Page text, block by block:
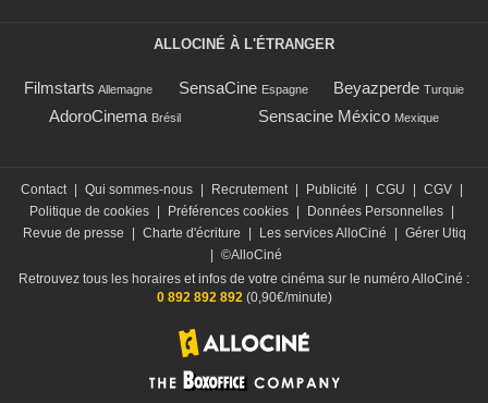
ALLOCINÉ À L'ÉTRANGER
Filmstarts Allemagne SensaCine Espagne Beyazperde Turquie
AdoroCinema Brésil Sensacine México Mexique
Contact Qui sommes-nous Recrutement Publicité CGU CGV
Politique de cookies
Préférences cookies Données Personnelles
Revue de presse
Charte d'écriture Les services AlloCiné
Gérer Utiq
©AlloCiné
Retrouvez tous les horaires et infos de votre cinéma sur le numéro AlloCiné :
0 892 892 892(0,90€/minute)